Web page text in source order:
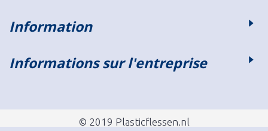
Information
Informations sur l'entreprise
© 2019 Plasticflessen.nl